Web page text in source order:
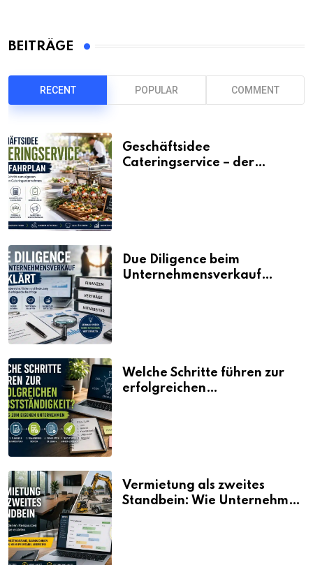
BEITRÄGE
RECENT POPULAR COMMENT
Geschäftsidee
Cateringservice – der
Due Diligence beim
Unternehmensverkauf
Welche Schritte führen zur
erfolgreichen
Vermietung als zweites
Standbein: Wie Unternehmen